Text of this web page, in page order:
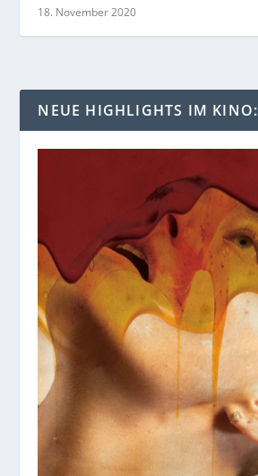
18. November 2020
NEUE HIGHLIGHTS IM KINO: